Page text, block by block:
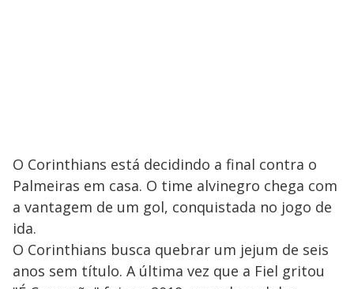
O Corinthians está decidindo a final contra o
Palmeiras em casa. O time alvinegro chega com
a vantagem de um gol, conquistada no jogo de
ida.
O Corinthians busca quebrar um jejum de seis
anos sem título. A última vez que a Fiel gritou